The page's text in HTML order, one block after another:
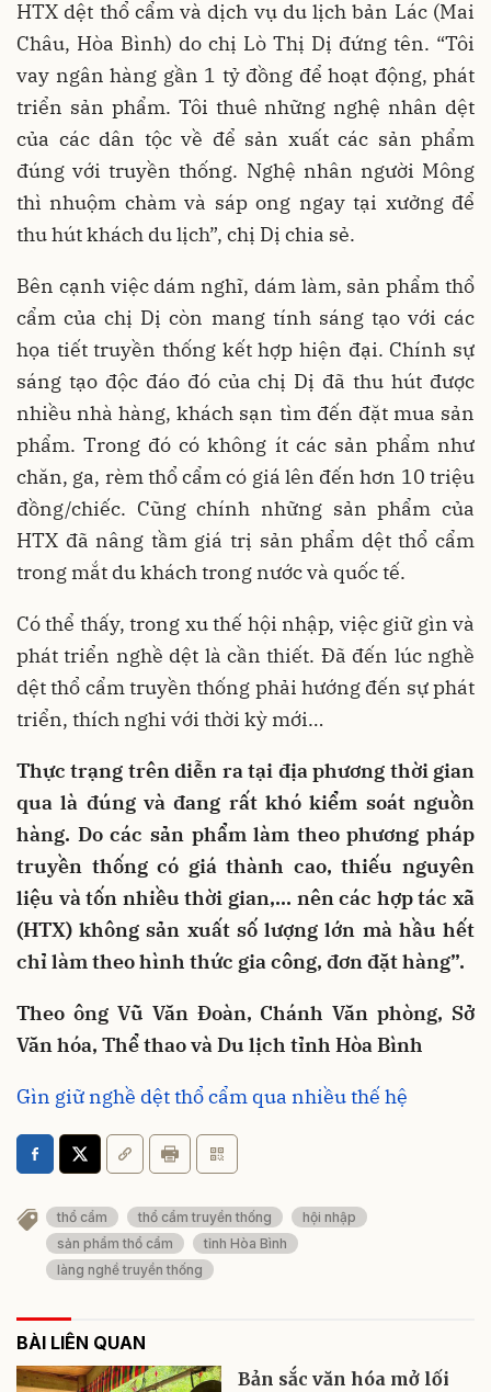
HTX dệt thổ cẩm và dịch vụ du lịch bản Lác (Mai
Châu, Hòa Bình) do chị Lò Thị Dị đứng tên. “Tôi
vay ngân hàng gần 1 tỷ đồng để hoạt động, phát
triển sản phẩm. Tôi thuê những nghệ nhân dệt
của các dân tộc về để sản xuất các sản phẩm
đúng với truyền thống. Nghệ nhân người Mông
thì nhuộm chàm và sáp ong ngay tại xưởng để
thu hút khách du lịch”, chị Dị chia sẻ.
Bên cạnh việc dám nghĩ, dám làm, sản phẩm thổ
cẩm của chị Dị còn mang tính sáng tạo với các
họa tiết truyền thống kết hợp hiện đại. Chính sự
sáng tạo độc đáo đó của chị Dị đã thu hút được
nhiều nhà hàng, khách sạn tìm đến đặt mua sản
phẩm. Trong đó có không ít các sản phẩm như
chăn, ga, rèm thổ cẩm có giá lên đến hơn 10 triệu
đồng/chiếc. Cũng chính những sản phẩm của
HTX đã nâng tầm giá trị sản phẩm dệt thổ cẩm
trong mắt du khách trong nước và quốc tế.
Có thể thấy, trong xu thế hội nhập, việc giữ gìn và
phát triển nghề dệt là cần thiết. Đã đến lúc nghề
dệt thổ cẩm truyền thống phải hướng đến sự phát
triển, thích nghi với thời kỳ mới…
Thực trạng trên diễn ra tại địa phương thời gian
qua là đúng và đang rất khó kiểm soát nguồn
hàng. Do các sản phẩm làm theo phương pháp
truyền thống có giá thành cao, thiếu nguyên
liệu và tốn nhiều thời gian,... nên các hợp tác xã
(HTX) không sản xuất số lượng lớn mà hầu hết
chỉ làm theo hình thức gia công, đơn đặt hàng”.
Theo ông Vũ Văn Đoàn, Chánh Văn phòng, Sở
Văn hóa, Thể thao và Du lịch tỉnh Hòa Bình
Gìn giữ nghề dệt thổ cẩm qua nhiều thế hệ
thổ cẩm thổ cẩm truyền thống
hội nhập
sản phẩm thổ cẩm
tỉnh Hòa Bình
làng nghề truyền thống
BÀI LIÊN QUAN
Bản sắc văn hóa mở lối